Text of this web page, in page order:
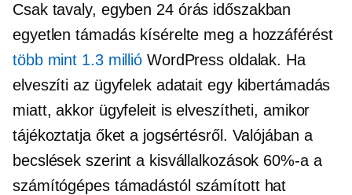
Csak tavaly, egyben 24 órás időszakban
egyetlen támadás kísérelte meg a hozzáférést
több mint 1.3 millió WordPress oldalak. Ha
elveszíti az ügyfelek adatait egy kibertámadás
miatt, akkor ügyfeleit is elveszítheti, amikor
tájékoztatja őket a jogsértésről. Valójában a
becslések szerint a kisvállalkozások 60%-a a
számítógépes támadástól számított hat